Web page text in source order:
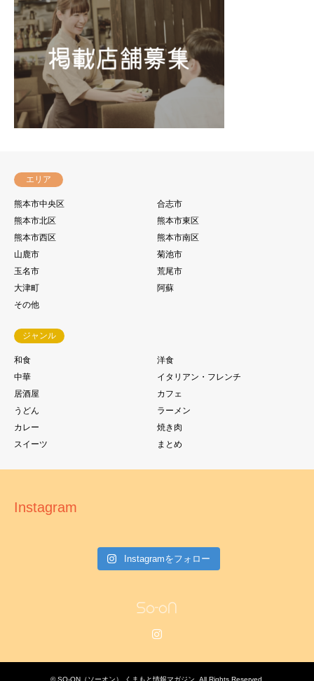
エリア
熊本市中央区
合志市
熊本市北区
熊本市東区
熊本市西区
熊本市南区
山鹿市
菊池市
玉名市
荒尾市
大津町
阿蘇
その他
ジャンル
和食
洋食
中華
イタリアン・フレンチ
居酒屋
カフェ
うどん
ラーメン
カレー
焼き肉
スイーツ
まとめ
Instagram
Instagramをフォロー